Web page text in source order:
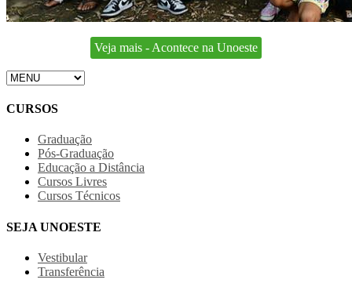
Veja mais - Acontece na Unoeste
CURSOS
Graduação
Pós-Graduação
Educação a Distância
Cursos Livres
Cursos Técnicos
SEJA UNOESTE
Vestibular
Transferência